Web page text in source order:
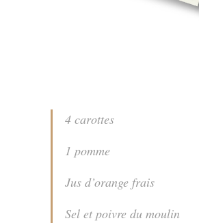
4 carottes
1 pomme
Jus d’orange frais
Sel et poivre du moulin